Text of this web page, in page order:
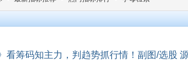
看筹码知主力，判趋势抓行情！副图/选股